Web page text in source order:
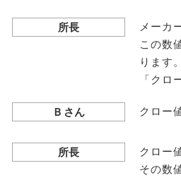
所長
メーカ
この数
ります。
「クロ
Ｂさん クロー
所長
クロー
その数